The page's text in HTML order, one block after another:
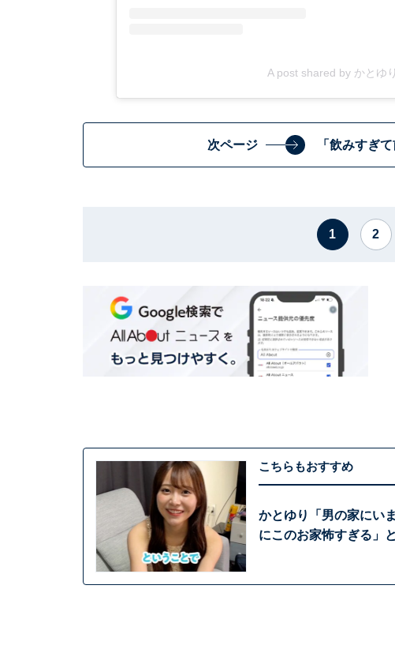
A post shared by かとゆ
次ページ 「飲みすぎ
1 2
こちらもおすすめ
かとゆり「男の家にい
にこのお家怖すぎる」